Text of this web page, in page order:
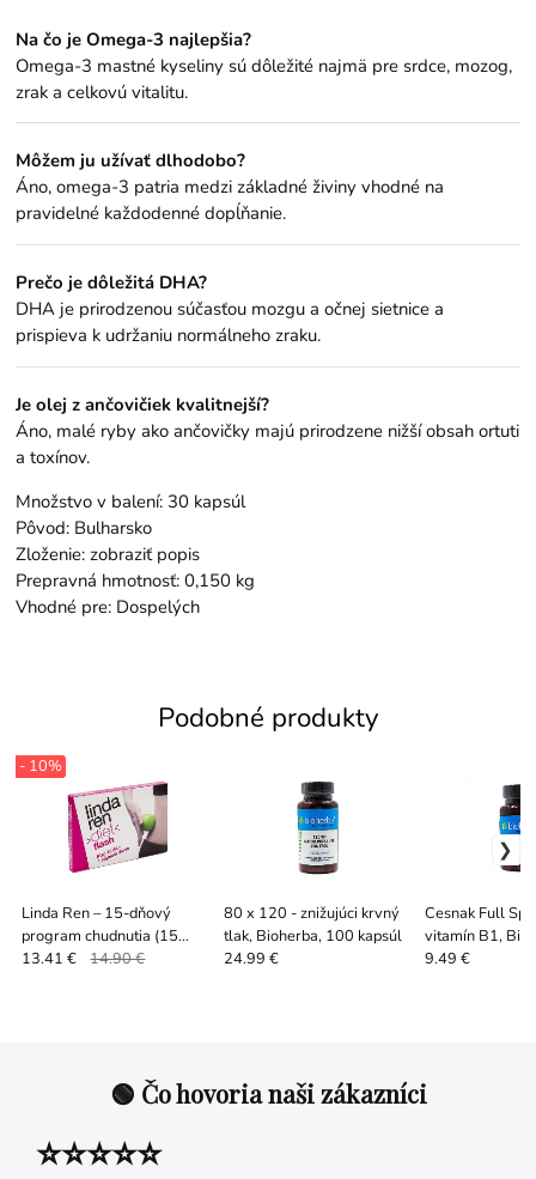
Na čo je Omega-3 najlepšia?
Omega-3 mastné kyseliny sú dôležité najmä pre srdce, mozog,
zrak a celkovú vitalitu.
Môžem ju užívať dlhodobo?
Áno, omega-3 patria medzi základné živiny vhodné na
pravidelné každodenné dopĺňanie.
Prečo je dôležitá DHA?
DHA je prirodzenou súčasťou mozgu a očnej sietnice a
prispieva k udržaniu normálneho zraku.
Je olej z ančovičiek kvalitnejší?
Áno, malé ryby ako ančovičky majú prirodzene nižší obsah ortuti
a toxínov.
Množstvo v balení: 30 kapsúl
Pôvod: Bulharsko
Zloženie: zobraziť popis
Prepravná hmotnosť: 0,150 kg
Vhodné pre: Dospelých
Podobné produkty
Linda Ren – 15-dňový
program chudnutia (15
kapsúl)
- 10%
13.41 € 14.90 €
80 x 120 - znižujúci krvný
tlak, Bioherba, 100 kapsúl
24.99 €
Cesnak Full
vitamín B1,
kapsúl
9.49 €
🟢 Čo hovoria naši zákazníci
⭐⭐⭐⭐⭐